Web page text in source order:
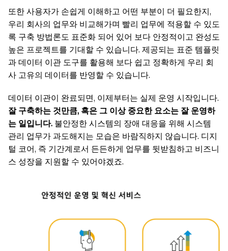
또한 사용자가 손쉽게 이해하고 어떤 부분이 더 필요한지,
우리 회사의 업무와 비교해가며 빨리 업무에 적용할 수 있도
록 구축 방법론도 표준화 되어 있어 보다 안정적이고 완성도
높은 프로젝트를 기대할 수 있습니다. 제공되는 표준 템플릿
과 데이터 이관 도구를 활용해 보다 쉽고 정확하게 우리 회
사 고유의 데이터를 반영할 수 있습니다.
데이터 이관이 완료되면, 이제부터는 실제 운영 시작입니다.
잘 구축하는 것만큼, 혹은 그 이상 중요한 요소는 잘 운영하
는 일입니다. 불안정한 시스템의 장애 대응을 위해 시스템
관리 업무가 과도해지는 모습은 바람직하지 않습니다. 디지
털 코어, 즉 기간계로서 든든하게 업무를 뒷받침하고 비즈니
스 성장을 지원할 수 있어야겠죠.